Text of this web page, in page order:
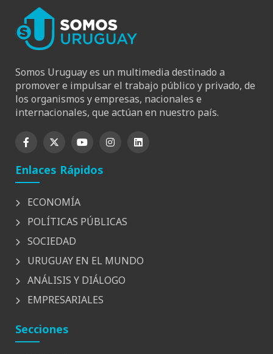
Somos Uruguay es un multimedia destinado a
promover e impulsar el trabajo público y privado, de
los organismos y empresas, nacionales e
internacionales, que actúan en nuestro país.
Enlaces Rápidos
ECONOMÍA
POLÍTICAS PÚBLICAS
SOCIEDAD
URUGUAY EN EL MUNDO
ANÁLISIS Y DIÁLOGO
EMPRESARIALES
Secciones